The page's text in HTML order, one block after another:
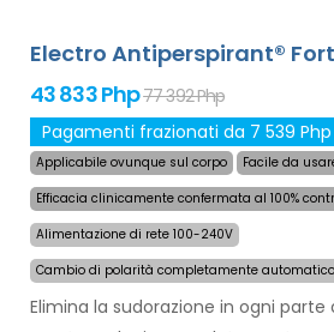
Electro Antiperspirant®
43 833 Php77 392 Php
Pagamenti frazionati da 7 539 Php
Applicabile ovunque sul corpo
Facile da
Efficacia clinicamente confermata al 100%
Alimentazione di rete 100-240V
Cambio di polarità completamente automatico
Elimina la sudorazione in ogni parte